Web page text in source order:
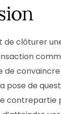
de clôturer
de
pose de
contrepartie